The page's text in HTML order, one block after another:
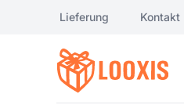
Lieferung Kontakt